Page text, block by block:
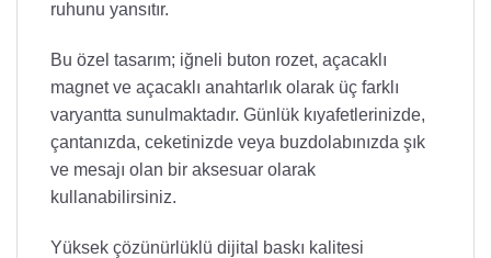
ruhunu yansıtır.
Bu özel tasarım; iğneli buton rozet, açacaklı
magnet ve açacaklı anahtarlık olarak üç farklı
varyantta sunulmaktadır. Günlük kıyafetlerinizde,
çantanızda, ceketinizde veya buzdolabınızda şık
ve mesajı olan bir aksesuar olarak
kullanabilirsiniz.
Yüksek çözünürlüklü dijital baskı kalitesi